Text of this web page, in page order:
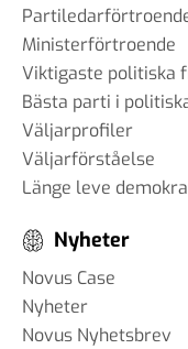
Ministerförtroende
Viktigaste politiska
Bästa parti i
Väljarprofiler
Väljarförståelse
Länge leve
Nyheter
Novus Case
Nyheter
Novus Nyhetsbrev